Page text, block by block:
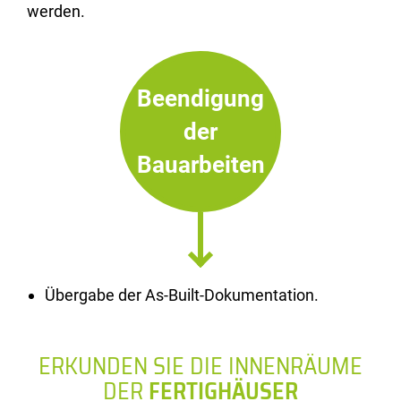
werden.
Beendigung
der
Bauarbeiten
Übergabe der As-Built-Dokumentation.
ERKUNDEN SIE DIE INNENRÄUME
DERFERTIGHÄUSER